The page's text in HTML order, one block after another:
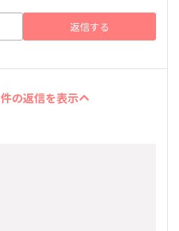
返信する
の返信を表示